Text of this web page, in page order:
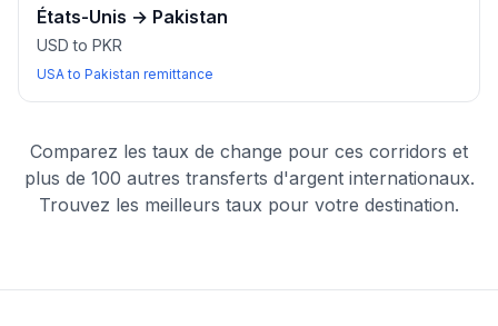
États-Unis → Pakistan
USD to PKR
USA to Pakistan remittance
Comparez les taux de change pour ces corridors et
plus de 100 autres transferts d'argent internationaux.
Trouvez les meilleurs taux pour votre destination.